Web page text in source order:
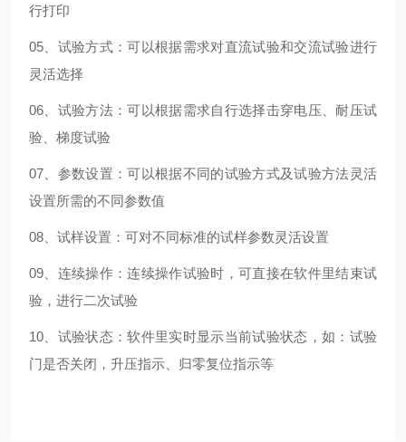
行打印
05、试验方式：可以根据需求对直流试验和交流试验进行
灵活选择
06、试验方法：可以根据需求自行选择击穿电压、耐压试
验、梯度试验
07、参数设置：可以根据不同的试验方式及试验方法灵活
设置所需的不同参数值
08、试样设置：可对不同标准的试样参数灵活设置
09、连续操作：连续操作试验时，可直接在软件里结束试
验，进行二次试验
10、试验状态：软件里实时显示当前试验状态，如：试验
门是否关闭，升压指示、归零复位指示等